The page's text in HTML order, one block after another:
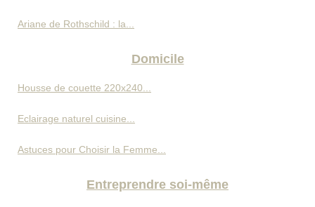
Ariane de Rothschild : la...
Domicile
Housse de couette 220x240...
Eclairage naturel cuisine...
Astuces pour Choisir la Femme...
Entreprendre soi-même